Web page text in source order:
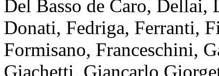
Del Basso de Caro,
Donati, Fedriga, Ferranti,
Formisano, Franceschini,
Giachetti, Giancarlo